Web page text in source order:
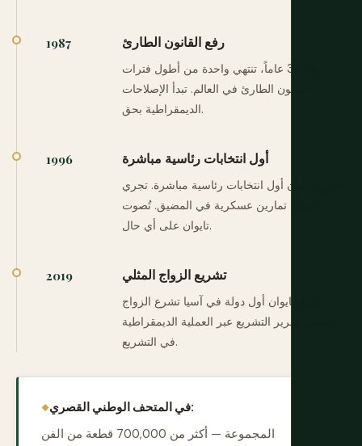
1987 رفع القانون الطارئ
بعد 38 عاماً، تنتهي واحدة من أطول فترات
القانون الطارئ في العالم. تبدأ الإصلاحات
الديمقراطية بحق.
1996 أول انتخابات رئاسية مباشرة
تجري تايوان أول انتخابات رئاسية مباشرة. تجري
الصين تمارين عسكرية في المضيق. تُصوت
تايوان على أي حال.
2019 تشريع الزواج المثلي
تصبح تايوان أول دولة في آسيا تشرع الزواج
المثلي، تمرير التشريع عبر العملية الديمقراطية
في التشريع.
في المتحف الوطني القصري:
المجموعة — أكثر من 700,000 قطعة من الفن